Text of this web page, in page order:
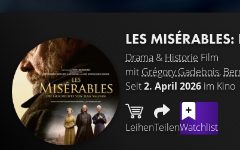
LES
Drama & Historie Film
mit Grégory Gadebois,
Seit2. April 2026 im Kino
LeihenTeilenWatchlist